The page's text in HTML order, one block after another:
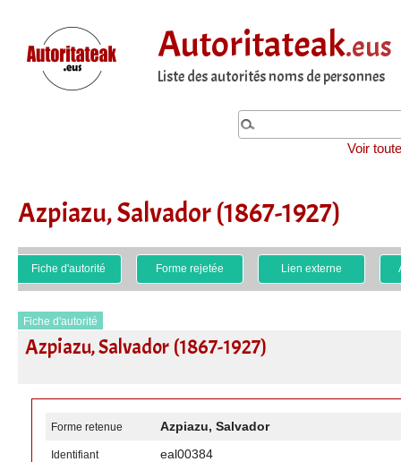
Autoritateak.eus
Liste des autorités noms de personnes
Voir
Azpiazu, Salvador (1867-1927)
Fiche d'autorité Forme rejetée Lien externe
Fiche d'autorité
Azpiazu, Salvador (1867-1927)
Forme retenue Azpiazu, Salvador
Identifiant eal00384